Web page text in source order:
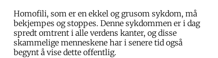
Homofili, som er en ekkel og grusom sykdom, må
bekjempes og stoppes. Denne sykdommen er i dag
spredt omtrent i alle verdens kanter, og disse
skammelige menneskene har i senere tid også
begynt å vise dette offentlig.